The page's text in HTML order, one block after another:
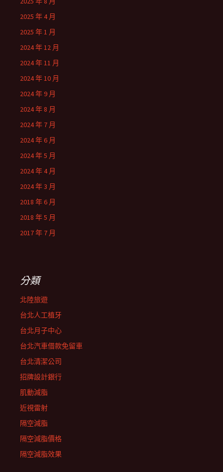
2025 年 4 月
2025 年 1 月
2024 年 12 月
2024 年 11 月
2024 年 10 月
2024 年 9 月
2024 年 8 月
2024 年 7 月
2024 年 6 月
2024 年 5 月
2024 年 4 月
2024 年 3 月
2018 年 6 月
2018 年 5 月
2017 年 7 月
分類
北陸旅遊
台北人工植牙
台北月子中心
台北汽車借款免留車
台北清潔公司
招牌設計銀行
肌動減脂
近視雷射
隔空減脂
隔空減脂價格
隔空減脂效果